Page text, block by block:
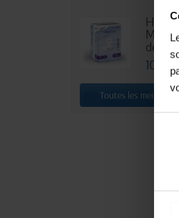
HEXA
Maxi
de 30
10,88
Toutes les